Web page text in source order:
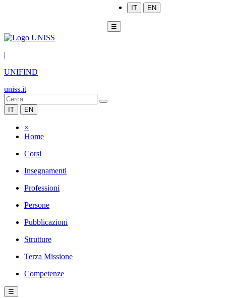
IT EN
☰
|
UNIFIND
uniss.it
IT EN
×
Home
Corsi
Insegnamenti
Professioni
Persone
Pubblicazioni
Strutture
Terza Missione
Competenze
☰